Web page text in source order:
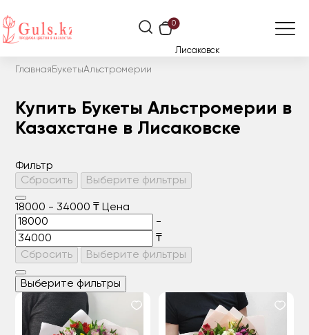
0
Лисаковск
Главная БукетыАльстромерии
Купить Букеты Альстромерии в
Казахстане в Лисаковске
Фильтр
Сбросить
Выберите фильтры
18000 - 34000 ₸ Цена
-
₸
Сбросить
Выберите фильтры
Выберите фильтры